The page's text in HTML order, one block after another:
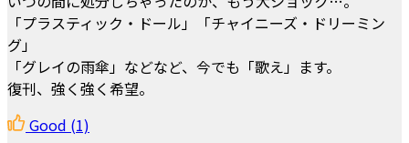
「プラスティック・ドール」「チャイニーズ・ドリーミン
グ」
「グレイの雨傘」などなど、今でも「歌え」ます。
復刊、強く強く希望。
Good (1)